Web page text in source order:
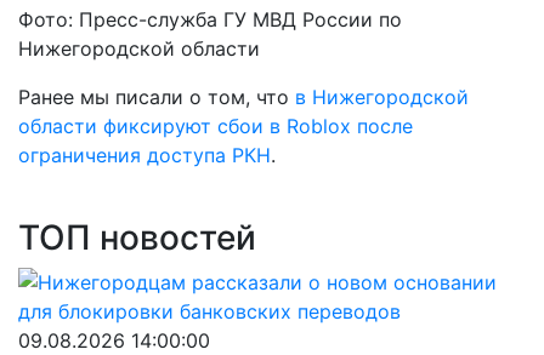
Фото: Пресс-служба ГУ МВД России по
Нижегородской области
Ранее мы писали о том, что в Нижегородской
области фиксируют сбои в Roblox после
ограничения доступа РКН.
ТОП новостей
09.08.2026 14:00:00